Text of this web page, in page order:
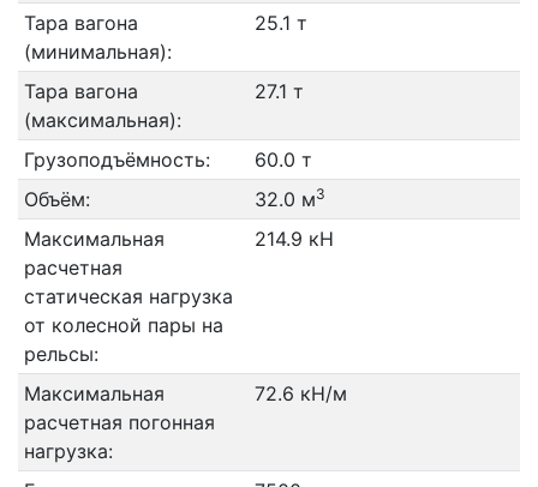
Тара вагона
(минимальная):
25.1 т
Тара вагона
(максимальная):
27.1 т
Грузоподъёмность:
60.0 т
Объём:
32.0 м3
Максимальная
расчетная
статическая нагрузка
от колесной пары на
рельсы:
214.9 кН
Максимальная
расчетная погонная
нагрузка:
72.6 кН/м